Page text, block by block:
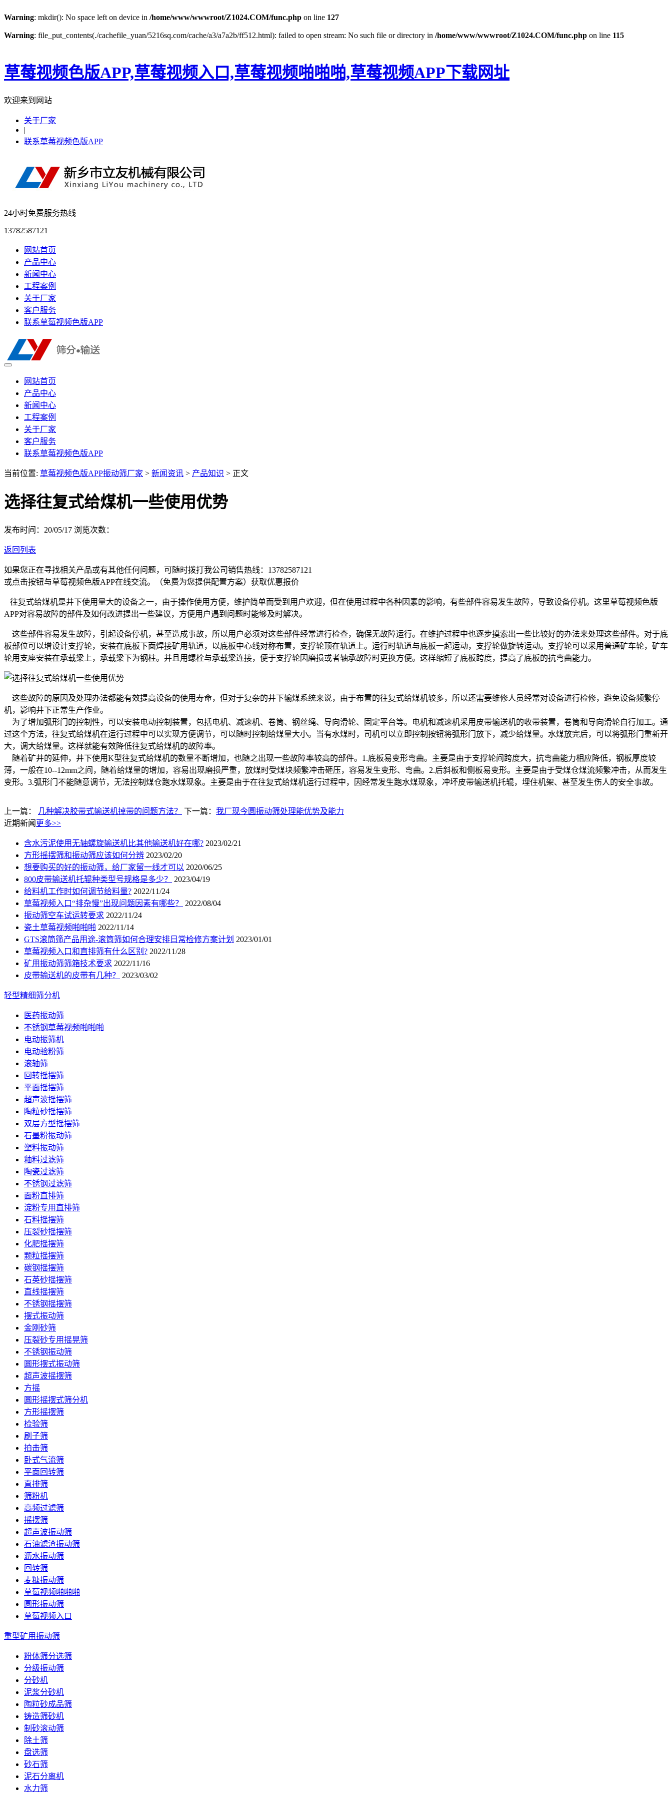
Warning: mkdir(): No space left on device in /home/www/wwwroot/Z1024.COM/func.php on line 127
Warning: file_put_contents(./cachefile_yuan/5216sq.com/cache/a3/a7a2b/ff512.html): failed to open stream: No such file or directory in /home/www/wwwroot/Z1024.COM/func.php on line 115
草莓视频色版APP,草莓视频入口,草莓视频啪啪啪,草莓视频APP下载网址
欢迎来到网站
关于厂家
|
联系草莓视频色版APP
24小时免费服务热线
13782587121
网站首页
产品中心
新闻中心
工程案例
关于厂家
客户服务
联系草莓视频色版APP
网站首页
产品中心
新闻中心
工程案例
关于厂家
客户服务
联系草莓视频色版APP
当前位置: 草莓视频色版APP振动筛厂家 > 新闻资讯 > 产品知识 > 正文
选择往复式给煤机一些使用优势
发布时间：20/05/17 浏览次数：
返回列表
如果您正在寻找相关产品或有其他任何问题，可随时拨打我公司销售热线： 13782587121
或点击按钮与草莓视频色版APP在线交流。（免费为您提供配置方案） 获取优惠报价
往复式给煤机是井下使用量大的设备之一，由于操作使用方便，维护简单而受到用户欢迎，但在使用过程中各种因素的影响，有些部件容易发生故障，导致设备停机。这里草莓视频色版
APP对容易故障的部件及如何改进提出一些建议，方便用户遇到问题时能够及时解决。
这些部件容易发生故障，引起设备停机，甚至造成事故，所以用户必须对这些部件经常进行检查，确保无故障运行。在维护过程中也逐步摸索出一些比较好的办法来处理这些部件。对于底
板部位可以增设计支撑轮，安装在底板下面焊接矿用轨道，以底板中心线对称布置，支撑轮顶在轨道上。运行时轨道与底板一起运动，支撑轮做旋转运动。支撑轮可以采用普通矿车轮，矿车
轮用支座安装在承载梁上，承载梁下为钢柱。并且用螺栓与承载梁连接，便于支撑轮因磨损或者轴承故障时更换方便。这样缩短了底板跨度，提高了底板的抗弯曲能力。
这些故障的原因及处理办法都能有效提高设备的使用寿命，但对于复杂的井下输煤系统来说，由于布置的往复式给煤机较多，所以还需要维修人员经常对设备进行检修，避免设备频繁停
机，影响井下正常生产作业。
为了增加弧形门的控制性，可以安装电动控制装置，包括电机、减速机、卷筒、钢丝绳、导向滑轮、固定平台等。电机和减速机采用皮带输送机的收带装置，卷筒和导向滑轮自行加工。通
过这个方法，往复式给煤机在运行过程中可以实现方便调节，可以随时控制给煤量大小。当有水煤时，司机可以立即控制按钮将弧形门放下，减少给煤量。水煤放完后，可以将弧形门重新开
大，调大给煤量。这样就能有效降低往复式给煤机的故障率。
随着矿井的延伸，井下使用K型往复式给煤机的数量不断增加，也随之出现一些故障率较高的部件。1.底板易变形弯曲。主要是由于支撑轮间跨度大，抗弯曲能力相应降低，钢板厚度较
薄，一般在10--12mm之间，随着给煤量的增加，容易出现磨损严重，放煤时受煤块频繁冲击砸压，容易发生变形、弯曲。2.后斜板和侧板易变形。主要是由于受煤仓煤流频繁冲击，从而发生
变形。3.弧形门不能随意调节，无法控制煤仓跑水煤现象。主要是由于在往复式给煤机运行过程中，因经常发生跑水煤现象，冲坏皮带输送机托辊，埋住机架、甚至发生伤人的安全事故。
上一篇： 几种解决胶带式输送机掉带的问题方法？ 下一篇： 我厂现今圆振动筛处理能优势及能力
近期新闻 更多>>
含水污泥使用无轴螺旋输送机比其他输送机好在哪? 2023/02/21
方形摇摆筛和振动筛应该如何分辨 2023/02/20
想要购买的好的振动筛，给厂家留一线才可以 2020/06/25
800皮带输送机托辊种类型号规格是多少？
2023/04/19
给料机工作时如何调节给料量? 2022/11/24
草莓视频入口“排杂慢”出现问题因素有哪些？
2022/08/04
振动筛空车试运转要求 2022/11/24
瓷土草莓视频啪啪啪 2022/11/14
GTS滚筒筛产品用途-滚筒筛如何合理安排日常检修方案计划 2023/01/01
草莓视频入口和直排筛有什么区别? 2022/11/28
矿用振动筛筛箱技术要求 2022/11/16
皮带输送机的皮带有几种？
2023/03/02
轻型精细筛分机
医药振动筛
不锈钢草莓视频啪啪啪
电动振筛机
电动验粉筛
滚轴筛
回转摇摆筛
平面摇摆筛
超声波摇摆筛
陶粒砂摇摆筛
双层方型摇摆筛
石墨粉振动筛
塑料振动筛
釉料过滤筛
陶瓷过滤筛
不锈钢过滤筛
面粉直排筛
淀粉专用直排筛
石料摇摆筛
压裂砂摇摆筛
化肥摇摆筛
颗粒摇摆筛
碳钢摇摆筛
石英砂摇摆筛
直线摇摆筛
不锈钢摇摆筛
摆式振动筛
金刚砂筛
压裂砂专用摇晃筛
不锈钢振动筛
圆形摆式振动筛
超声波摇摆筛
方摇
圆形摇摆式筛分机
方形摇摆筛
检验筛
刷子筛
拍击筛
卧式气流筛
平面回转筛
直排筛
筛粉机
高频过滤筛
摇摆筛
超声波振动筛
石油滤渣振动筛
沥水振动筛
回转筛
麦糠振动筛
草莓视频啪啪啪
圆形振动筛
草莓视频入口
重型矿用振动筛
粉体筛分选筛
分级振动筛
分砂机
泥浆分砂机
陶粒砂成品筛
铸造筛砂机
制砂滚动筛
除土筛
盘选筛
砂石筛
泥石分离机
水力筛